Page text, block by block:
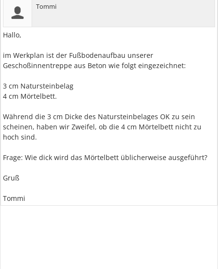
Tommi
Hallo,
im Werkplan ist der Fußbodenaufbau unserer
Geschoßinnentreppe aus Beton wie folgt eingezeichnet:
3 cm Natursteinbelag
4 cm Mörtelbett.
Während die 3 cm Dicke des Natursteinbelages OK zu sein
scheinen, haben wir Zweifel, ob die 4 cm Mörtelbett nicht zu
hoch sind.
Frage: Wie dick wird das Mörtelbett üblicherweise ausgeführt?
Gruß
Tommi